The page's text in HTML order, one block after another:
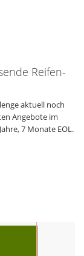
Reifen-
aktuell noch
Angebote im
7 Monate EOL.